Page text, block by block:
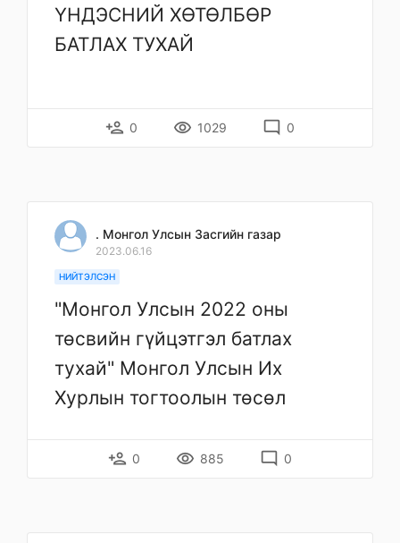
ҮНДЭСНИЙ ХӨТӨЛБӨР
БАТЛАХ ТУХАЙ
person_add 0 remove_red_eye 1029 mode_comment 0
. Монгол Улсын Засгийн газар
2023.06.16
НИЙТЭЛСЭН
"Монгол Улсын 2022 оны
төсвийн гүйцэтгэл батлах
тухай" Монгол Улсын Их
Хурлын тогтоолын төсөл
person_add 0 remove_red_eye 885 mode_comment 0